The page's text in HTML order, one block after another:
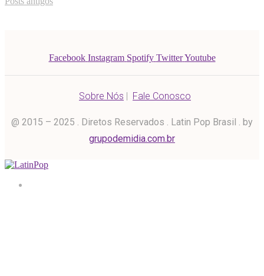
Facebook Instagram Spotify Twitter Youtube
Sobre Nós | Fale Conosco
@ 2015 – 2025 . Diretos Reservados . Latin Pop Brasil . by
grupodemidia.com.br